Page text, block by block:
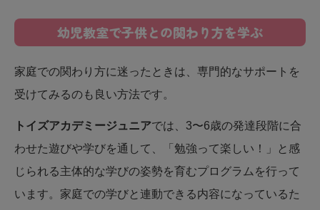
幼児教室で子供との関わり方を学ぶ
家庭での関わり方に迷ったときは、専門的なサポートを
受けてみるのも良い方法です。
トイズアカデミージュニアでは、3〜6歳の発達段階に合
わせた遊びや学びを通して、「勉強って楽しい！」と感
じられる主体的な学びの姿勢を育むプログラムを行って
います。家庭での学びと連動できる内容になっているた